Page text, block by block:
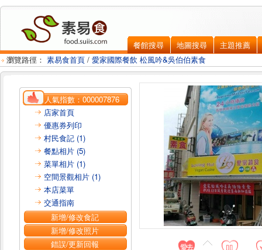
餐館搜尋 地圖搜尋
主題推薦
瀏覽路徑： 素易食首頁 / 愛家國際餐飲 松風吟&吳伯伯素食
人氣指數：000007876
店家首頁
優惠券列印
村民食記 (1)
餐點相片 (5)
菜單相片 (1)
空間景觀相片 (1)
本店菜單
交通指南
新增/修改食記
新增/修改照片
錯誤/更新回報